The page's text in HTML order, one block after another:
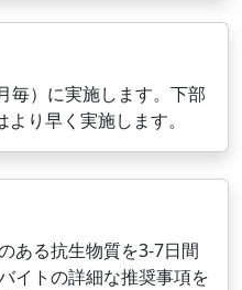
毎）に実施します。下部
り早く実施します。
ある抗生物質を3-7日間
イトの詳細な推奨事項を